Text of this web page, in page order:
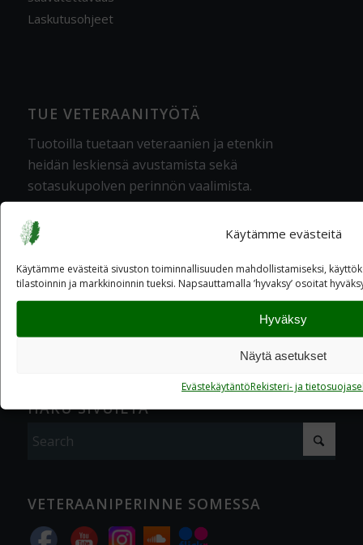
Käytämme evästeitä
Käytämme evästeitä sivuston toiminnallisuuden mahdollistamiseksi,
tilastoinnin ja markkinoinnin tueksi. Napsauttamalla ’hyvaksy’ osoitat
Hyväksy
Näytä asetukset
EvästekäytäntöRekisteri- ja
Laskutusohjeet
TUE VETERAANITYÖTÄ
Tuotoilla tuetaan veteraanien ja etenkin
heidän leskiensä avustamista sekä
sotasukupolven perinnön vaalimista.
TULE MUKAAN
HAKU SIVUILTA
VETERAANIPERINNE SOMESSA